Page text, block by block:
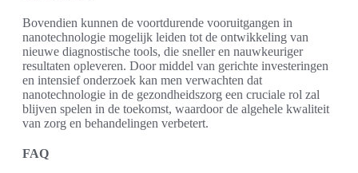
Bovendien kunnen de voortdurende vooruitgangen in
nanotechnologie mogelijk leiden tot de ontwikkeling van
nieuwe diagnostische tools, die sneller en nauwkeuriger
resultaten opleveren. Door middel van gerichte investeringen
en intensief onderzoek kan men verwachten dat
nanotechnologie in de gezondheidszorg een cruciale rol zal
blijven spelen in de toekomst, waardoor de algehele kwaliteit
van zorg en behandelingen verbetert.
FAQ